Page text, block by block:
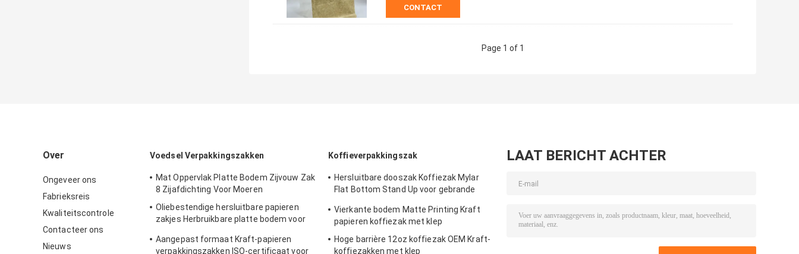
CONTACT
Page 1 of 1
Over
Ongeveer ons
Fabrieksreis
Kwaliteitscontrole
Contacteer ons
Nieuws
Voedsel Verpakkingszakken
Mat Oppervlak Platte Bodem Zijvouw Zak
8 Zijafdichting Voor Moeren
Oliebestendige hersluitbare papieren
zakjes Herbruikbare platte bodem voor
Aangepast formaat Kraft-papieren
verpakkingszakken ISO-certificaat voor
Koffieverpakkingszak
Hersluitbare dooszak Koffiezak Mylar
Flat Bottom Stand Up voor gebrande
Vierkante bodem Matte Printing Kraft
papieren koffiezak met klep
Hoge barrière 12oz koffiezak OEM Kraft-
koffiezakken met klep
LAAT BERICHT ACHTER